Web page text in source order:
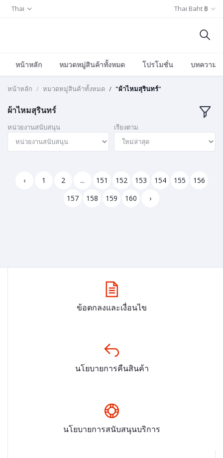
Thai Thai Baht ฿
หน้าหลัก หมวดหมู่สินค้าทั้งหมด โปรโมชั่น บทความ/
หน้าหลัก หมวดหมู่สินค้าทั้งหมด "ผ้าไหมสุรินทร์"
ผ้าไหมสุรินทร์
หน่วยงานสนับสนุน เรียงตาม
‹ 1 2 ... 151 152 153 154 155
156
157
158 159 160 ›
ข้อตกลงและเงื่อนไข
นโยบายการคืนสินค้า
นโยบายการสนับสนุนบริการ